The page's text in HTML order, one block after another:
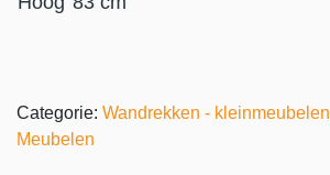
Categorie: Wandrekken - kleinmeubelen
Meubelen